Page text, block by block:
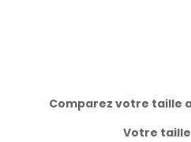
Comparez votre taille
Votre